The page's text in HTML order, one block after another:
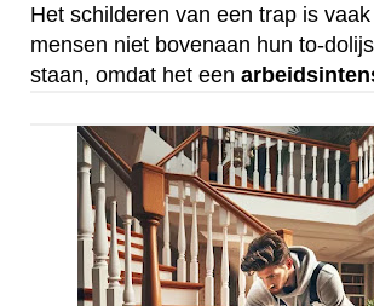
Het schilderen van een trap is
mensen niet bovenaan hun to-
staan, omdat het een